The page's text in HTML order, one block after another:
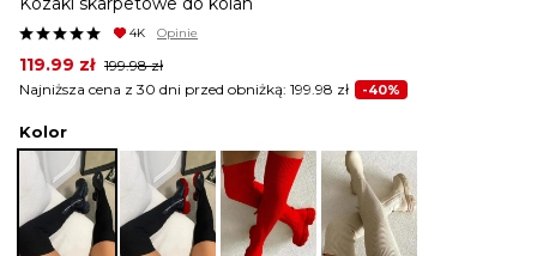
KOMBINEZONY
DRESY
4K Opinie
199.98zł
Original
price
was:
119.99 zł
Current
price
is:
Najniższa cena z 30 dni przed obniżką: 199.98 zł -40%
Kolor